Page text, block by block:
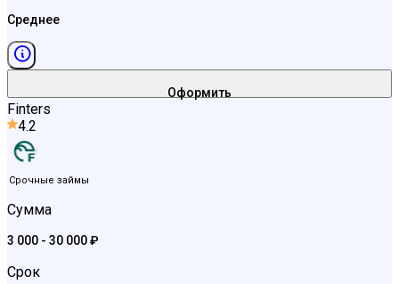
Среднее
Оформить
Finters
4.2
Срочные займы
Сумма
3 000 - 30 000 ₽
Срок